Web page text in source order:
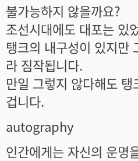
불가능하지 않을까요?
조선시대에도 대포는 있
탱크의 내구성이 있지만
라 짐작됩니다.
만일 그렇지 않다해도
겁니다.
autography
인간에게는 자신의 운명